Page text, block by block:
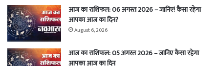
आज का राशिफल: 06 अगस्त 2026 – जानिए! कैसा रहेगा
आपका आज का दिन?
August 6, 2026
आज का राशिफल: 05 अगस्त 2026 – जानिए कैसा रहेगा
आपका आज का दिन